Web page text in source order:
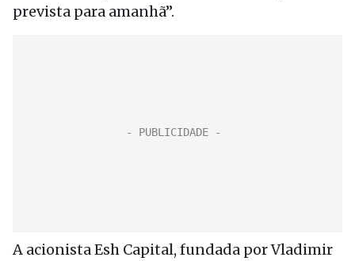
prevista para amanhã”.
A acionista Esh Capital, fundada por Vladimir